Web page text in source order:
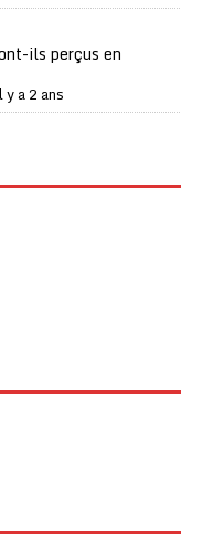
ils perçus en
a 2 ans